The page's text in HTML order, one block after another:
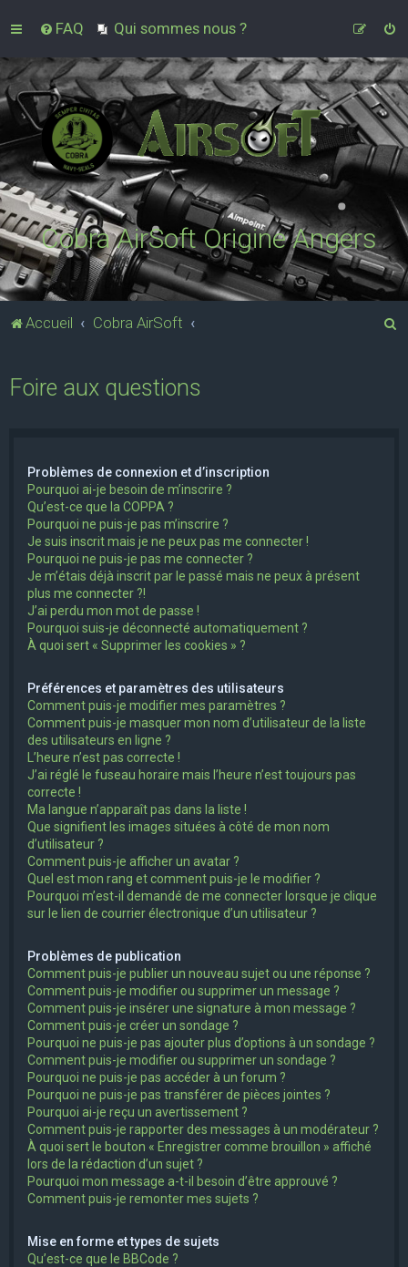
FAQ Qui sommes nous ?
Cobra AirSoft Origine Angers
Accueil Cobra AirSoft
Foire aux questions
Problèmes de connexion et d’inscription
Pourquoi ai-je besoin de m’inscrire ?
Qu’est-ce que la COPPA ?
Pourquoi ne puis-je pas m’inscrire ?
Je suis inscrit mais je ne peux pas me connecter !
Pourquoi ne puis-je pas me connecter ?
Je m’étais déjà inscrit par le passé mais ne peux à présent
plus me connecter ?!
J’ai perdu mon mot de passe !
Pourquoi suis-je déconnecté automatiquement ?
À quoi sert « Supprimer les cookies » ?
Préférences et paramètres des utilisateurs
Comment puis-je modifier mes paramètres ?
Comment puis-je masquer mon nom d’utilisateur de la liste
des utilisateurs en ligne ?
L’heure n’est pas correcte !
J’ai réglé le fuseau horaire mais l’heure n’est toujours pas
correcte !
Ma langue n’apparaît pas dans la liste !
Que signifient les images situées à côté de mon nom
d’utilisateur ?
Comment puis-je afficher un avatar ?
Quel est mon rang et comment puis-je le modifier ?
Pourquoi m’est-il demandé de me connecter lorsque je clique
sur le lien de courrier électronique d’un utilisateur ?
Problèmes de publication
Comment puis-je publier un nouveau sujet ou une réponse ?
Comment puis-je modifier ou supprimer un message ?
Comment puis-je insérer une signature à mon message ?
Comment puis-je créer un sondage ?
Pourquoi ne puis-je pas ajouter plus d’options à un sondage ?
Comment puis-je modifier ou supprimer un sondage ?
Pourquoi ne puis-je pas accéder à un forum ?
Pourquoi ne puis-je pas transférer de pièces jointes ?
Pourquoi ai-je reçu un avertissement ?
Comment puis-je rapporter des messages à un modérateur ?
À quoi sert le bouton « Enregistrer comme brouillon » affiché
lors de la rédaction d’un sujet ?
Pourquoi mon message a-t-il besoin d’être approuvé ?
Comment puis-je remonter mes sujets ?
Mise en forme et types de sujets
Qu’est-ce que le BBCode ?